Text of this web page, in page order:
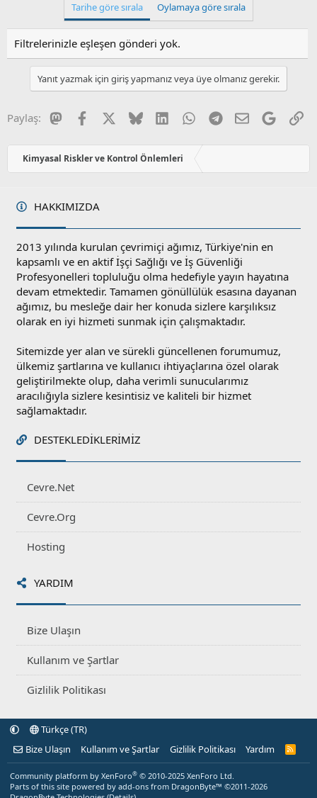
Tarihe göre sırala Oylamaya göre sırala
Filtrelerinizle eşleşen gönderi yok.
Yanıt yazmak için giriş yapmanız veya üye olmanız gerekir.
Paylaş: MastodonFacebook BlueskyLinkedInWhatsAppTelegram
E-postaGoogle
Kimyasal Riskler ve Kontrol Önlemleri
HAKKIMIZDA
2013 yılında kurulan çevrimiçi ağımız, Türkiye'nin en
kapsamlı ve en aktif İşçi Sağlığı ve İş Güvenliği
Profesyonelleri topluluğu olma hedefiyle yayın hayatına
devam etmektedir. Tamamen gönüllülük esasına dayanan
ağımız, bu mesleğe dair her konuda sizlere karşılıksız
olarak en iyi hizmeti sunmak için çalışmaktadır.
Sitemizde yer alan ve sürekli güncellenen forumumuz,
ülkemiz şartlarına ve kullanıcı ihtiyaçlarına özel olarak
geliştirilmekte olup, daha verimli sunucularımız
aracılığıyla sizlere kesintisiz ve kaliteli bir hizmet
sağlamaktadır.
DESTEKLEDIKLERIMIZ
Cevre.Net
Cevre.Org
Hosting
YARDIM
Bize Ulaşın
Kullanım ve Şartlar
Gizlilik Politikası
Türkçe (TR)
Bize Ulaşın
Kullanım ve Şartlar Gizlilik Politikası Yardım
R
Community platform by XenForo® © 2010-2025 XenForo Ltd.
Parts of this site powered by add-ons from DragonByte™ ©2011-2026